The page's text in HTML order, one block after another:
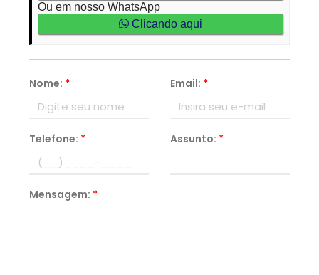
Ou em nosso WhatsApp
Clicando aqui
Nome: * Email: *
Telefone: * Assunto: *
Mensagem: *